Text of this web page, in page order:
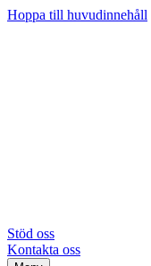
Hoppa till huvudinnehåll
Stöd oss
Kontakta oss